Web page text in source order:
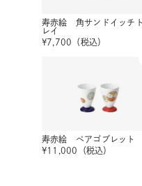
寿赤絵 角サンドイッチト
レイ
¥7,700 （税込）
寿赤絵 ペアゴブレット
¥11,000 （税込）